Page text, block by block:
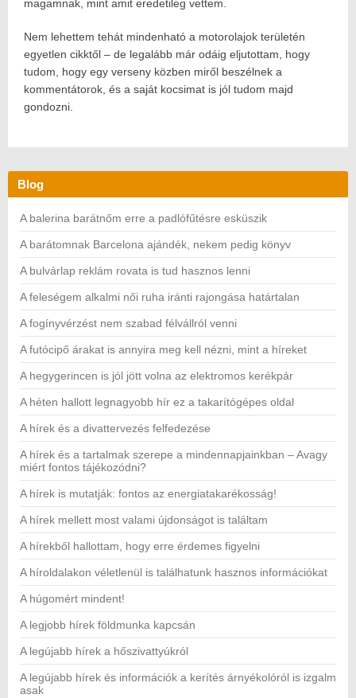
magamnak, mint amit eredetileg vettem.
Nem lehettem tehát mindenható a motorolajok területén
egyetlen cikktől – de legalább már odáig eljutottam, hogy
tudom, hogy egy verseny közben miről beszélnek a
kommentátorok, és a saját kocsimat is jól tudom majd
gondozni.
Blog
A balerina barátnőm erre a padlófűtésre esküszik
A barátomnak Barcelona ajándék, nekem pedig könyv
A bulvárlap reklám rovata is tud hasznos lenni
A feleségem alkalmi női ruha iránti rajongása határtalan
A fogínyvérzést nem szabad félvállról venni
A futócipő árakat is annyira meg kell nézni, mint a híreket
A hegygerincen is jól jött volna az elektromos kerékpár
A héten hallott legnagyobb hír ez a takarítógépes oldal
A hírek és a divattervezés felfedezése
A hírek és a tartalmak szerepe a mindennapjainkban – Avagy
miért fontos tájékozódni?
A hírek is mutatják: fontos az energiatakarékosság!
A hírek mellett most valami újdonságot is találtam
A hírekből hallottam, hogy erre érdemes figyelni
A híroldalakon véletlenül is találhatunk hasznos információkat
A húgomért mindent!
A legjobb hírek földmunka kapcsán
A legújabb hírek a hőszivattyúkról
A legújabb hírek és információk a kerítés árnyékolóról is izgalm
asak